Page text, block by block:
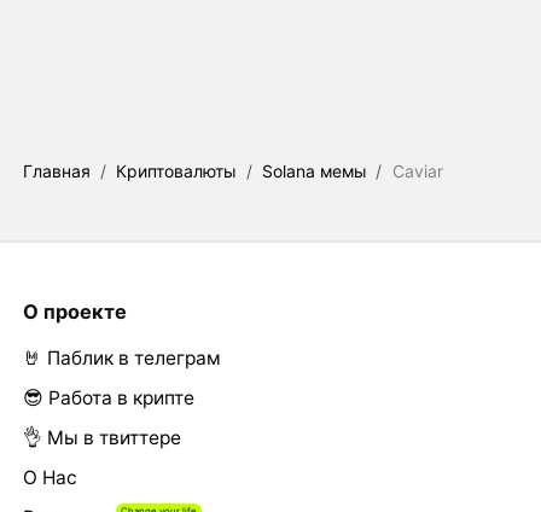
Главная / Криптовалюты / Solana мемы / Caviar
О проекте
🤘 Паблик в телеграм
😎 Работа в крипте
👌 Мы в твиттере
О Нас